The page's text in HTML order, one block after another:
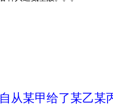
自从某甲给了某乙某